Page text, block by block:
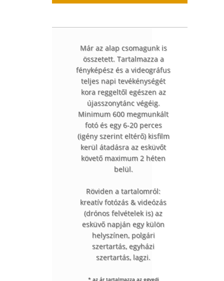
Már az alap csomagunk is
összetett. Tartalmazza a
fényképész és a videográfus
teljes napi tevékénységét
kora reggeltől egészen az
újasszonytánc végéig.
Minimum 600 megmunkált
fotó és egy 6-20 perces
(igény szerint eltérő) kisfilm
kerül átadásra az esküvőt
követő maximum 2 héten
belül.
Röviden a tartalomról:
kreatív fotózás & videózás
(drónos felvételek is) az
esküvő napján egy külön
helyszínen, polgári
szertartás, egyházi
szertartás, lagzi.
* az ár tartalmazza az egyedi